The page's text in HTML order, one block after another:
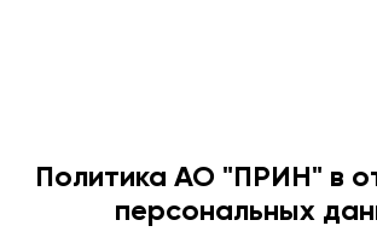
Политика АО "ПРИН" в
персональных